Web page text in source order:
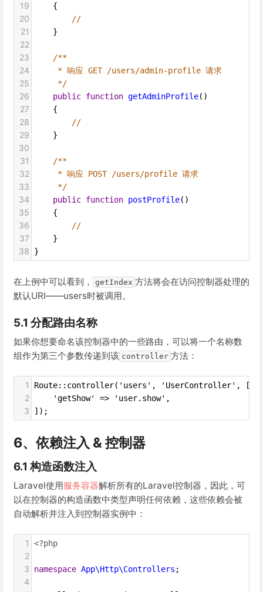
19
    {
20 //
21
    }
22
23
/**
24 * 响应 GET /users/admin-profile 请求
25 */
26 public function getAdminProfile()
27
    {
28 //
29
    }
30
31
/**
32 * 响应 POST /users/profile 请求
33 */
34 public function postProfile()
35
    {
36 //
37
    }
38 }
在上例中可以看到， getIndex 方法将会在访问控制器处理的
默认URI——users时被调用。
5.1 分配路由名称
如果你想要命名该控制器中的一些路由，可以将一个名称数
组作为第三个参数传递到该 controller 方法：
1 Route::controller('users', 'UserController', [
2
    'getShow' => 'user.show',
3 ]);
6、依赖注入 & 控制器
6.1 构造函数注入
Laravel使用服务容器解析所有的Laravel控制器，因此，可
以在控制器的构造函数中类型声明任何依赖，这些依赖会被
自动解析并注入到控制器实例中：
1 <?php
2
3
namespace App\Http\Controllers ;
4